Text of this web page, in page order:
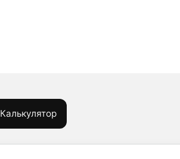
Калькулятор